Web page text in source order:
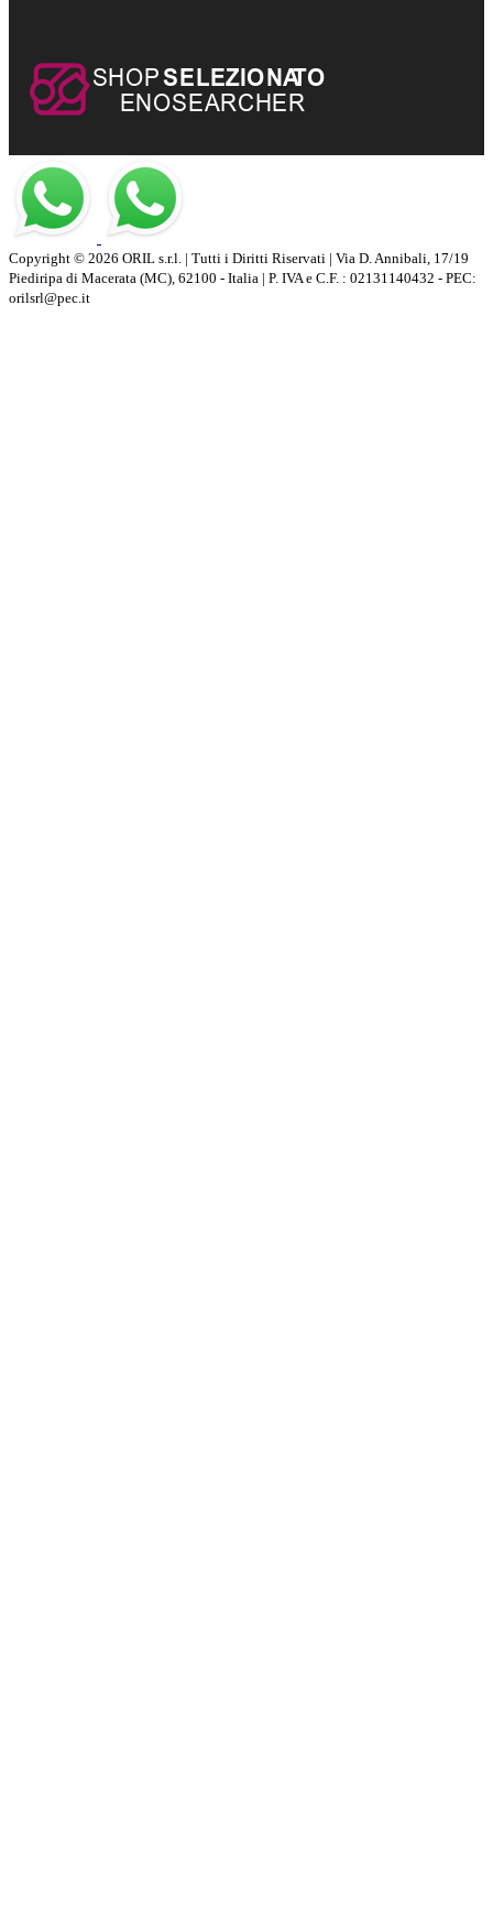
Copyright © 2026 ORIL s.r.l. | Tutti i Diritti Riservati | Via D. Annibali, 17/19
Piediripa di Macerata (MC), 62100 - Italia | P. IVA e C.F. : 02131140432 - PEC:
orilsrl@pec.it